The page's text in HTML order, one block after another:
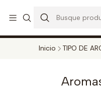
TODOS LOS DECANTS
Inicio TIPO DE